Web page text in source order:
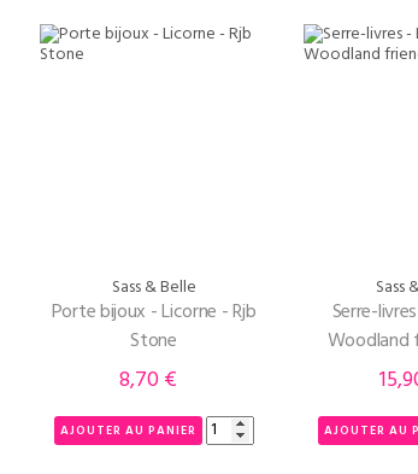
Sass & Belle
Porte bijoux - Licorne - Rjb
Stone
Prix
8,70 €
AJOUTER AU PANIER
Sass
Serre-
Woodland
Prix
AJOUTER AU